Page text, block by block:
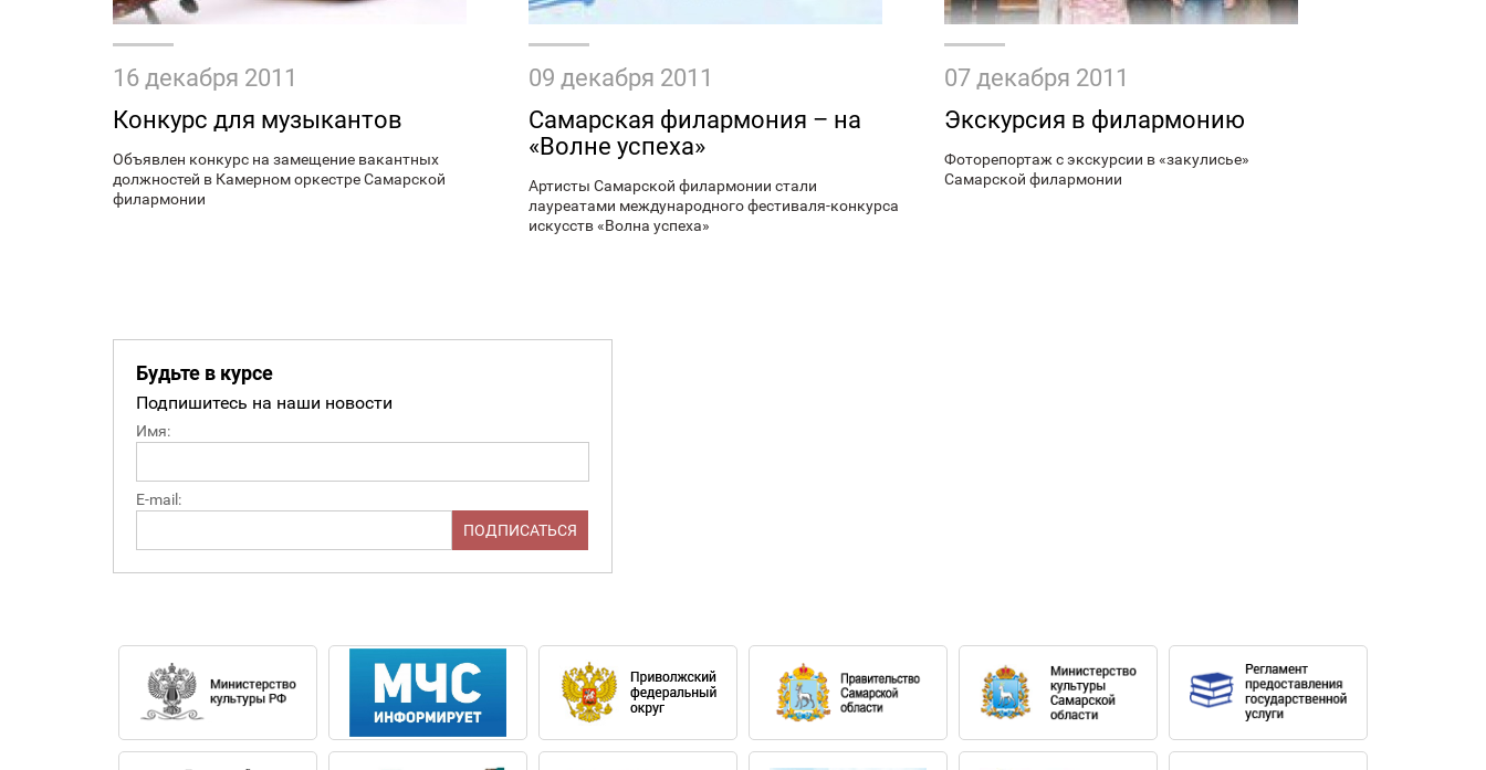
16 декабря 2011
Конкурс для музыкантов
Объявлен конкурс на замещение вакантных
должностей в Камерном оркестре Самарской
филармонии
09 декабря 2011
Самарская филармония – на
«Волне успеха»
Артисты Самарской филармонии стали
лауреатами международного фестиваля-конкурса
искусств «Волна успеха»
07 декабря 2011
Экскурсия в филармонию
Фоторепортаж с экскурсии в «закулисье»
Самарской филармонии
Будьте в курсе
Подпишитесь на наши новости
Имя:
E-mail: